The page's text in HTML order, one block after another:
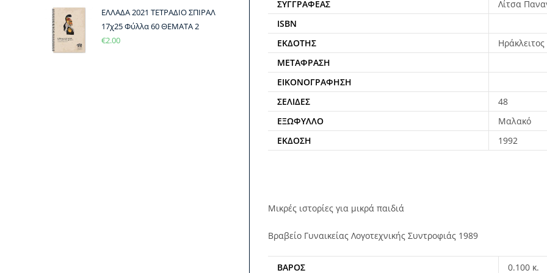
ΣΥΓΓΡΑΦΈΑΣ
Λίτσα
ISBN
ΕΚΔΌΤΗΣ
Ηράκλειτος
ΜΕΤΆΦΡΑΣΗ
ΕΙΚΟΝΟΓΡΆΦΗΣΗ
ΣΕΛΊΔΕΣ
48
ΕΞΏΦΥΛΛΟ
Μαλακό
ΈΚΔΟΣΗ
1992
Μικρές ιστορίες για μικρά παιδιά
Βραβείο Γυναικείας Λογοτεχνικής Συντροφιάς 1989
ΒΆΡΟΣ
0.100 κ.
ΕΛΛΑΔΑ 2021 ΤΕΤΡΑΔΙΟ ΣΠΙΡΑΛ
17χ25 Φύλλα 60 ΘΕΜΑΤΑ 2
€2.00